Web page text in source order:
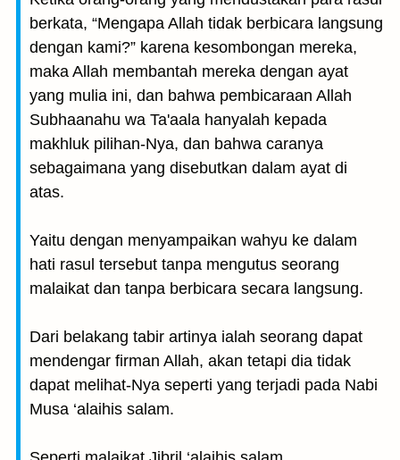
berkata, “Mengapa Allah tidak berbicara langsung
dengan kami?” karena kesombongan mereka,
maka Allah membantah mereka dengan ayat
yang mulia ini, dan bahwa pembicaraan Allah
Subhaanahu wa Ta'aala hanyalah kepada
makhluk pilihan-Nya, dan bahwa caranya
sebagaimana yang disebutkan dalam ayat di
atas.
Yaitu dengan menyampaikan wahyu ke dalam
hati rasul tersebut tanpa mengutus seorang
malaikat dan tanpa berbicara secara langsung.
Dari belakang tabir artinya ialah seorang dapat
mendengar firman Allah, akan tetapi dia tidak
dapat melihat-Nya seperti yang terjadi pada Nabi
Musa ‘alaihis salam.